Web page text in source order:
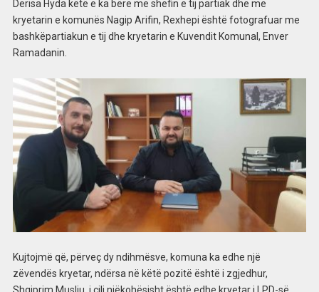
Derisa Hyda këtë e ka bërë me shefin e tij partiak dhe me
kryetarin e komunës Nagip Arifin, Rexhepi është fotografuar me
bashkëpartiakun e tij dhe kryetarin e Kuvendit Komunal, Enver
Ramadanin.
Kujtojmë që, përveç dy ndihmësve, komuna ka edhe një
zëvendës kryetar, ndërsa në këtë pozitë është i zgjedhur,
Shqiprim Musliu, i cili njëkohësisht është edhe kryetar i LPD-së.